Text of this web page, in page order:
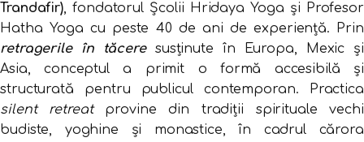
Trandafir), fondatorul Școlii Hridaya Yoga și Profesor
Hatha Yoga cu peste 40 de ani de experiență. Prin
retragerile în tăceresusținute în Europa, Mexic și
Asia, conceptul a primit o formă accesibilă și
structurată pentru publicul contemporan. Practica
silent retreatprovine din tradiții spirituale vechi
budiste, yoghine și monastice, în cadrul cărora